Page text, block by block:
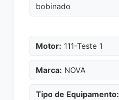
bobinado
Motor: 111-Teste 1
Marca: NOVA
Tipo de Equipamento: